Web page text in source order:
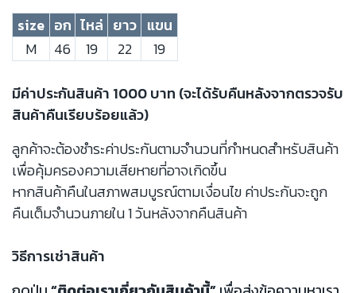
size อก ไหล่ ยาว แขน
M
46 19 22 19
มีค่าประกันสินค้า 1000 บาท (จะได้รับคืนหลังจากตรวจรับ
สินค้าคืนเรียบร้อยแล้ว)
ลูกค้าจะต้องชำระค่าประกันตามจำนวนที่กำหนดสำหรับสินค้า
เพื่อคุ้มครองความเสียหายที่อาจเกิดขึ้น
หากสินค้าคืนในสภาพสมบูรณ์ตามเงื่อนไข ค่าประกันจะถูก
คืนเต็มจำนวนภายใน 1 วันหลังจากคืนสินค้า
วิธีการเช่าสินค้า